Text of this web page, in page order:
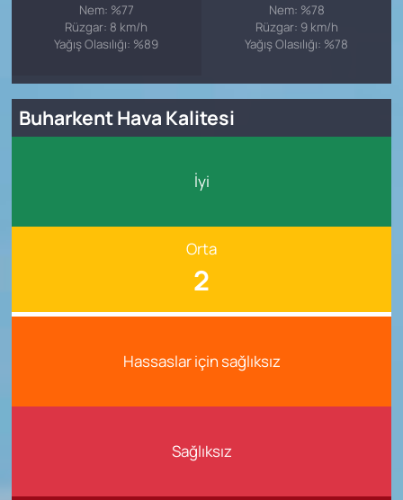
Nem: %77
Rüzgar: 8 km/h
Yağış Olasılığı: %89
Nem: %78
Rüzgar: 9 km/h
Yağış Olasılığı: %78
Buharkent Hava Kalitesi
İyi
Orta
2
Hassaslar için sağlıksız
Sağlıksız